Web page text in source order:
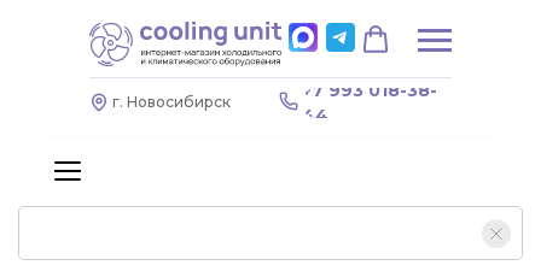
+7 993 018-38-
44
г. Новосибирск